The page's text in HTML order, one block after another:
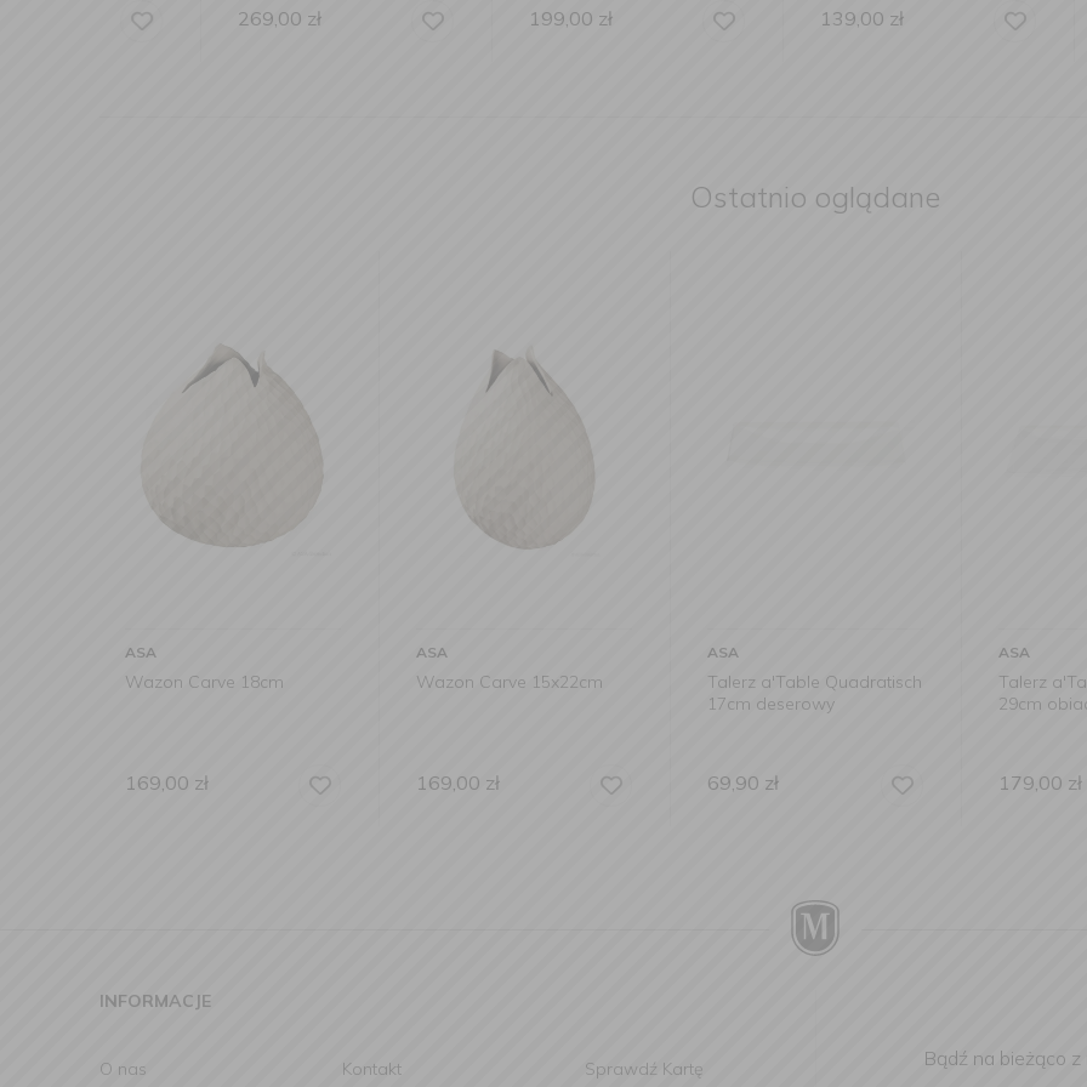
269,00 199,00 139,00 119,00
Ostatnio oglądane
ASA
Wazon Carve 18cm
169,00 zł
ASA
Wazon Carve 15x22cm
169,00 zł
ASA
Talerz a'Table Quadratisch
17cm deserowy
69,90 zł
ASA
Talerz
29cm
179,00 zł
Bądź na bieżąco
INFORMACJE
O nas Kontakt
Sprawdź Kartę